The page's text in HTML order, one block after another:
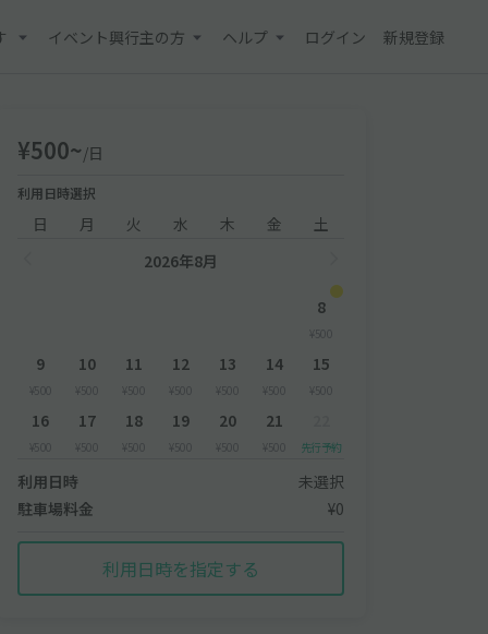
イベント興行主の方 ヘルプ ログイン 新規登録
¥500~/日
利用日時選択
日 月 火 水 木 金
土
2026年8月
8
¥500
9
¥500
10
¥500
11
¥500
12
¥500
13
¥500
14
¥500
15
¥500
16
¥500
17
¥500
18
¥500
19
¥500
20
¥500
21
¥500 先行予約
利用日時
未選択
駐車場料金
¥0
利用日時を指定する